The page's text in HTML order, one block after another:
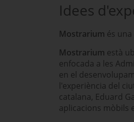
Idees
Mostrarium és
Mostrarium està
enfocada a les
en el
l'experiència del
catalana, Eduard
aplicacions mòbils